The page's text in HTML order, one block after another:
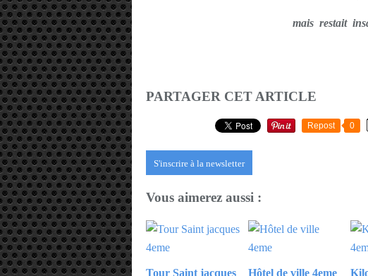
mais restait
PARTAGER CET ARTICLE
Repost 0
S'inscrire à la newsletter
Vous aimerez aussi :
Tour Saint jacques Hôtel de ville 4eme